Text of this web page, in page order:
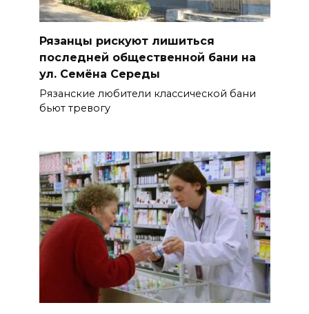
Рязанцы рискуют лишиться
последней общественной бани на
ул. Семёна Середы
Рязанские любители классической бани
бьют тревогу